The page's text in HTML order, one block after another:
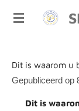
Ga
de
hoofdinhoud
Dit is waarom u
Gepubliceerd op
Dit is